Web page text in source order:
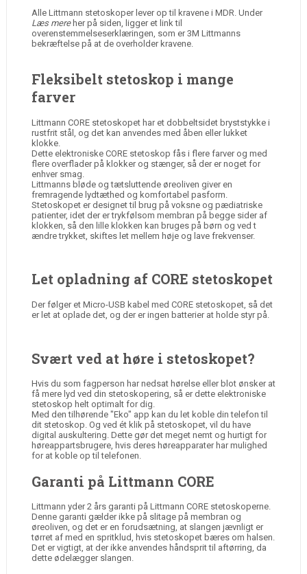
Alle Littmann stetoskoper lever op til kravene i MDR. Under
Læs mereher på siden, ligger et link til
overenstemmelseserklæringen, som er 3M Littmanns
bekræftelse på at de overholder kravene.
Fleksibelt stetoskop i mange
farver
Littmann CORE stetoskopet har et dobbeltsidet bryststykke i
rustfrit stål, og det kan anvendes med åben eller lukket
klokke.
Dette elektroniske CORE stetoskop fås i flere farver og med
flere overflader på klokker og stænger, så der er noget for
enhver smag.
Littmanns bløde og tætsluttende øreoliven giver en
fremragende lydtæthed og komfortabel pasform.
Stetoskopet er designet til brug på voksne og pædiatriske
patienter, idet der er trykfølsom membran på begge sider af
klokken, så den lille klokken kan bruges på børn og ved t
ændre trykket, skiftes let mellem høje og lave frekvenser.
Let opladning af CORE stetoskopet
Der følger et Micro-USB kabel med CORE stetoskopet, så det
er let at oplade det, og der er ingen batterier at holde styr på.
Svært ved at høre i stetoskopet?
Hvis du som fagperson har nedsat hørelse eller blot ønsker at
få mere lyd ved din stetoskopering, så er dette elektroniske
stetoskop helt optimalt for dig.
Med den tilhørende "Eko" app kan du let koble din telefon til
dit stetoskop. Og ved ét klik på stetoskopet, vil du have
digital auskultering. Dette gør det meget nemt og hurtigt for
høreappartsbrugere, hvis deres høreapparater har mulighed
for at koble op til telefonen.
Garanti på Littmann CORE
Littmann yder 2 års garanti på Littmann CORE stetoskoperne.
Denne garanti gælder ikke på slitage på membran og
øreoliven, og det er en forudsætning, at slangen jævnligt er
tørret af med en spritklud, hvis stetoskopet bæres om halsen.
Det er vigtigt, at der ikke anvendes håndsprit til aftørring, da
dette ødelægger slangen.